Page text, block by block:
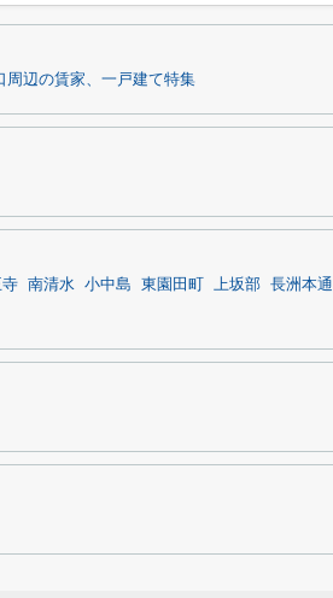
周辺の賃家、一戸建て特集
南清水 小中島 東園田町 上坂部 長洲本通